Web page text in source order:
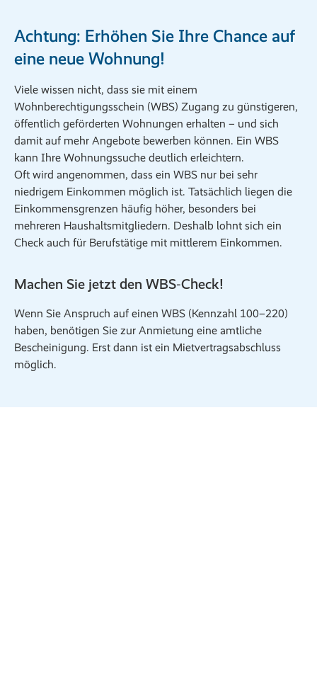
Achtung: Erhöhen Sie Ihre Chance auf
eine neue Wohnung!
Viele wissen nicht, dass sie mit einem
Wohnberechtigungsschein (WBS) Zugang zu günstigeren,
öffentlich geförderten Wohnungen erhalten – und sich
damit auf mehr Angebote bewerben können. Ein WBS
kann Ihre Wohnungssuche deutlich erleichtern.
Oft wird angenommen, dass ein WBS nur bei sehr
niedrigem Einkommen möglich ist. Tatsächlich liegen die
Einkommensgrenzen häufig höher, besonders bei
mehreren Haushaltsmitgliedern. Deshalb lohnt sich ein
Check auch für Berufstätige mit mittlerem Einkommen.
Machen Sie jetzt den WBS‑Check!
Wenn Sie Anspruch auf einen WBS (Kennzahl 100–220)
haben, benötigen Sie zur Anmietung eine amtliche
Bescheinigung. Erst dann ist ein Mietvertragsabschluss
möglich.